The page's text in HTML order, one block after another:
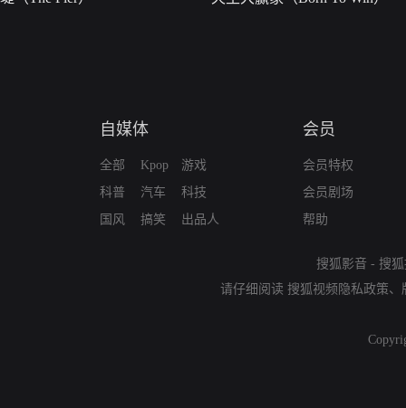
自媒体
全部
科普
国风
Kpop
汽车
搞笑
游戏
科技
出品人
会员
会员特权
会员剧场
帮助
搜狐影音 - 搜
请仔细阅读 搜狐视频隐私政策、